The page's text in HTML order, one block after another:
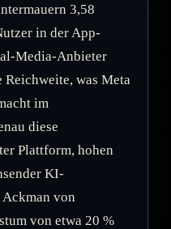
3,58
in der App-
Media-Anbieter
was Meta
im
diese
Plattform, hohen
KI-
von
von etwa 20 %